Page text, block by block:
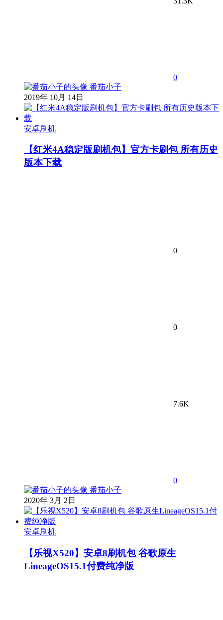
0
番茄小子
2019年 10月 14日
安卓刷机
【红米4A稳定版刷机包】官方卡刷包 所有历史
版本下载
0
0
7.6K
0
番茄小子
2020年 3月 2日
安卓刷机
【乐视X520】安卓8刷机包 谷歌原生
LineageOS15.1付费纯净版